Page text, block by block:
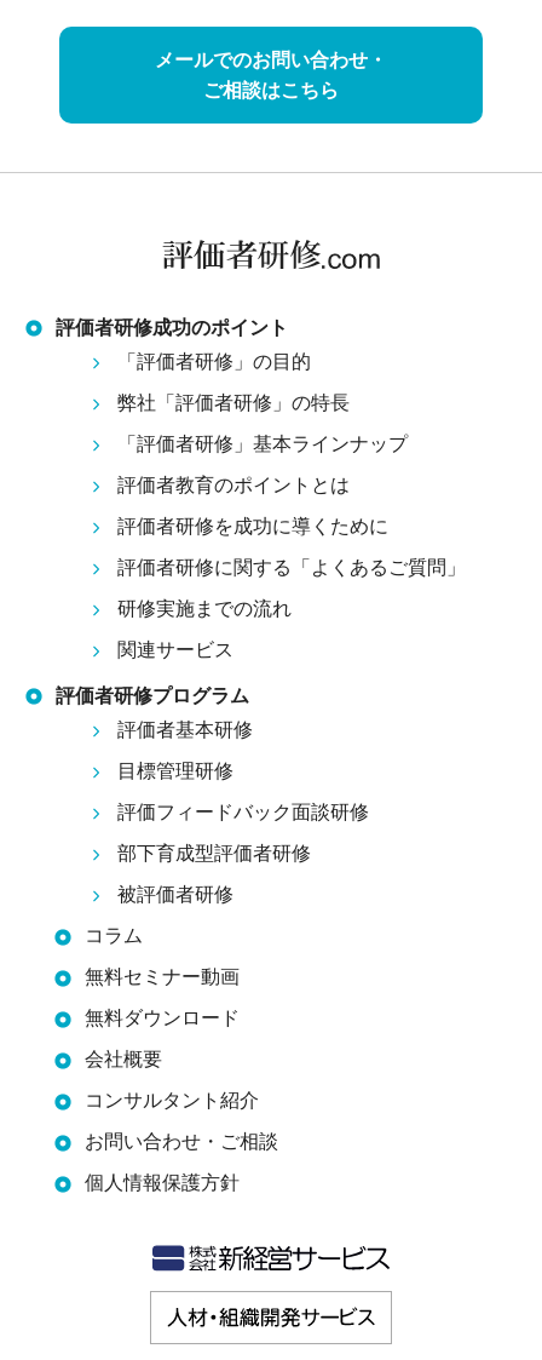
メールでのお問い合わせ・
ご相談はこちら
評価者研修成功のポイント
「評価者研修」の目的
弊社「評価者研修」の特長
「評価者研修」基本ラインナップ
評価者教育のポイントとは
評価者研修を成功に導くために
評価者研修に関する「よくあるご質問」
研修実施までの流れ
関連サービス
評価者研修プログラム
評価者基本研修
目標管理研修
評価フィードバック面談研修
部下育成型評価者研修
被評価者研修
コラム
無料セミナー動画
無料ダウンロード
会社概要
コンサルタント紹介
お問い合わせ・ご相談
個人情報保護方針